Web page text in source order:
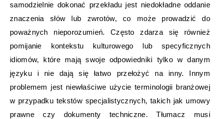
samodzielnie dokonać przekładu jest niedokładne oddanie
znaczenia słów lub zwrotów, co może prowadzić do
poważnych nieporozumień. Często zdarza się również
pomijanie kontekstu kulturowego lub specyficznych
idiomów, które mają swoje odpowiedniki tylko w danym
języku i nie dają się łatwo przełożyć na inny. Innym
problemem jest niewłaściwe użycie terminologii branżowej
w przypadku tekstów specjalistycznych, takich jak umowy
prawne czy dokumenty techniczne. Tłumacz musi